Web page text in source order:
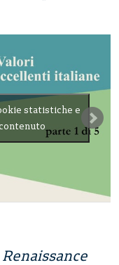
statistiche e
Renaissance